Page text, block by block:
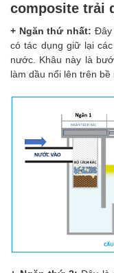
composite trải
+ Ngăn thứ nhất: Đây
có tác dụng giữ lại
nước. Khâu này là
làm dầu nổi lên trên